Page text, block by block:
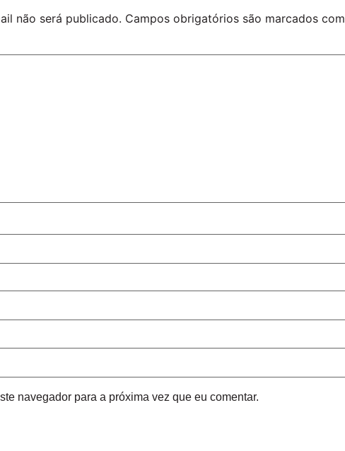
não será publicado. Campos obrigatórios são marcados com
navegador para a próxima vez que eu comentar.